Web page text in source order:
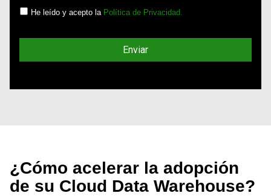
He leído y acepto la Política de Privacidad.
¿Cómo acelerar la adopción
de su Cloud Data Warehouse?